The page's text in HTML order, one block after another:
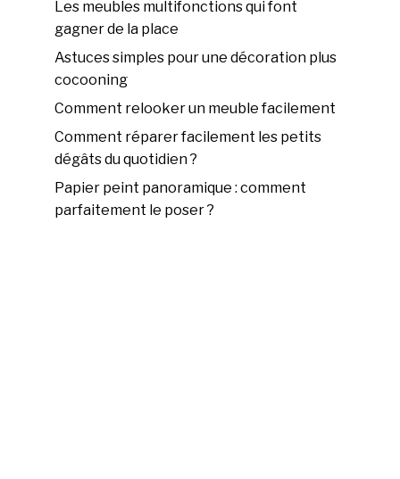
Les meubles multifonctions qui font
gagner de la place
Astuces simples pour une décoration plus
cocooning
Comment relooker un meuble facilement
Comment réparer facilement les petits
dégâts du quotidien ?
Papier peint panoramique : comment
parfaitement le poser ?